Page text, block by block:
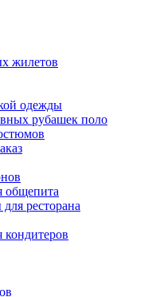
жилетов
одежды
рубашек поло
ресторана